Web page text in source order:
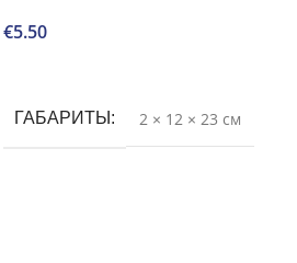
€5.50
ГАБАРИТЫ 2 × 12 × 23 см